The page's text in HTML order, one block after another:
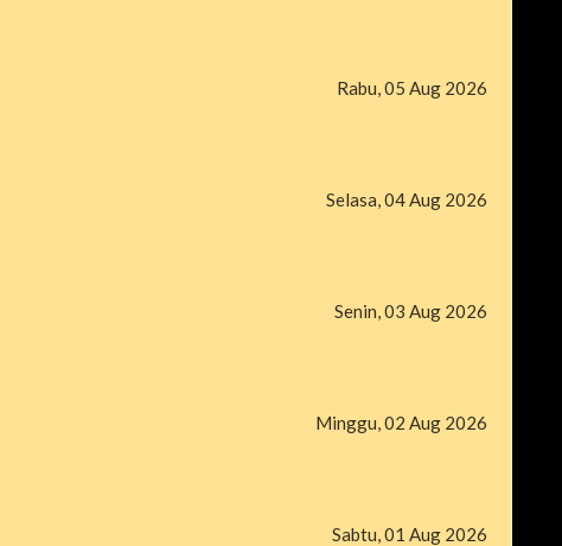
Rabu, 05 Aug 2026
Selasa, 04 Aug 2026
Senin, 03 Aug 2026
Minggu, 02 Aug 2026
Sabtu, 01 Aug 2026